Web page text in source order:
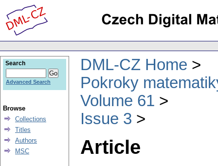
DML-CZ Home
Pokroky
Volume 61
Issue 3
Article
Search
Advanced Search
Browse
Collections
Titles
Authors
MSC